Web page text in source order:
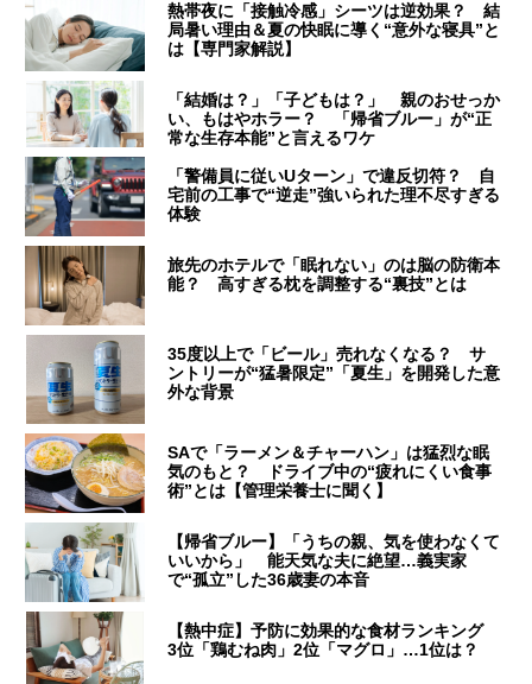
熱帯夜に「接触冷感」シーツは逆効果？ 結
局暑い理由＆夏の快眠に導く“意外な寝具”と
は【専門家解説】
「結婚は？」「子どもは？」 親のおせっか
い、もはやホラー？ 「帰省ブルー」が“正
常な生存本能”と言えるワケ
「警備員に従いUターン」で違反切符？ 自
宅前の工事で“逆走”強いられた理不尽すぎる
体験
旅先のホテルで「眠れない」のは脳の防衛本
能？ 高すぎる枕を調整する“裏技”とは
35度以上で「ビール」売れなくなる？ サ
ントリーが“猛暑限定”「夏生」を開発した意
外な背景
SAで「ラーメン＆チャーハン」は猛烈な眠
気のもと？ ドライブ中の“疲れにくい食事
術”とは【管理栄養士に聞く】
【帰省ブルー】「うちの親、気を使わなくて
いいから」 能天気な夫に絶望…義実家
で“孤立”した36歳妻の本音
【熱中症】予防に効果的な食材ランキング
3位「鶏むね肉」2位「マグロ」…1位は？